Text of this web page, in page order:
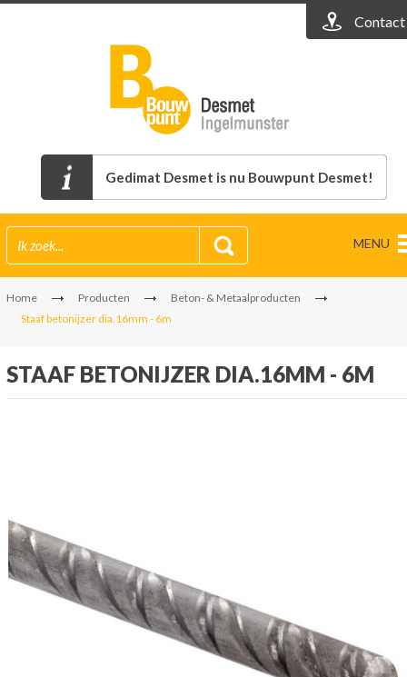
Contact
Gedimat Desmet is nu Bouwpunt Desmet!
MENU
Home Producten
Beton- & Metaalproducten
Staaf betonijzer dia.16mm - 6m
STAAF BETONIJZER DIA.16MM - 6M